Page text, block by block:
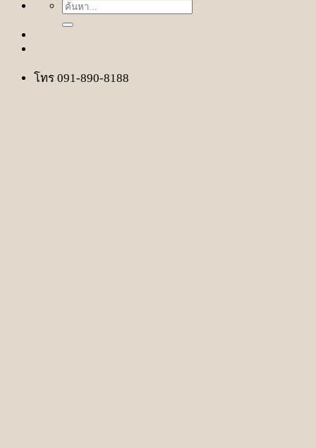
ค้นหา:
โทร 091-890-8188